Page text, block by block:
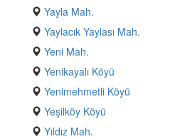
Yayla Mah.
Yaylacık Yaylası Mah.
Yeni Mah.
Yenikayalı Köyü
Yenimehmetli Köyü
Yeşilköy Köyü
Yıldız Mah.